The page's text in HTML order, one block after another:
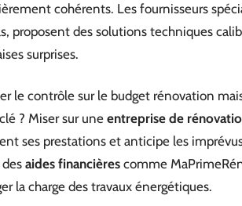
cohérents. Les fournisseurs
proposent des solutions techniques
surprises.
le contrôle sur le budget rénovation
? Miser sur uneentreprise de
ses prestations et anticipe les
aides financières comme
la charge des travaux énergétiques.